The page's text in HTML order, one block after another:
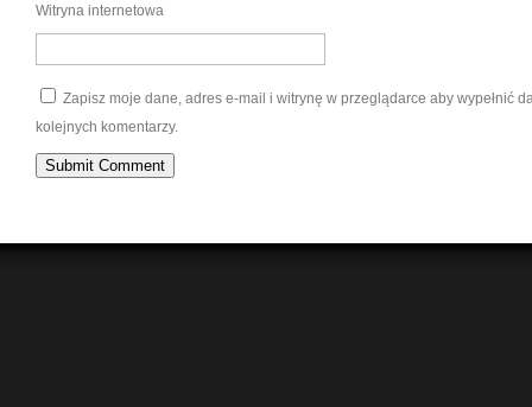
Witryna internetowa
Zapisz moje dane, adres e-mail i witrynę w przeglądarce aby wypełnić
kolejnych komentarzy.